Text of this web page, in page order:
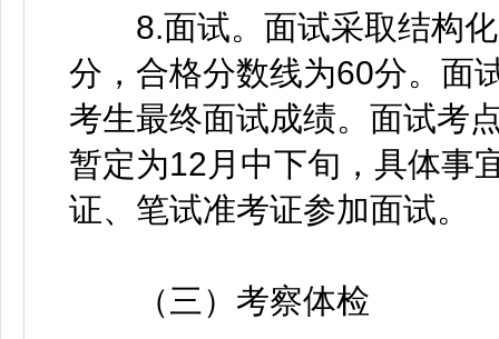
8.面试。面试采取结构化
分，合格分数线为60分。面
考生最终面试成绩。面试考
暂定为12月中下旬，具体事
证、笔试准考证参加面试。
（三）考察体检